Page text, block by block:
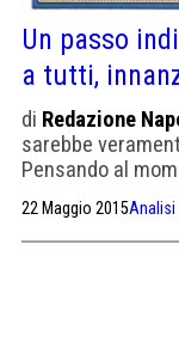
Un passo
a tutti,
di Redazione
sarebbe
Pensando al
Ingaggiare un
con pretese
22 Maggio 2015Analisi